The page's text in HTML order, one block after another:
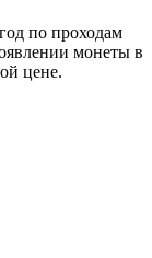
по проходам
монеты в
цене.